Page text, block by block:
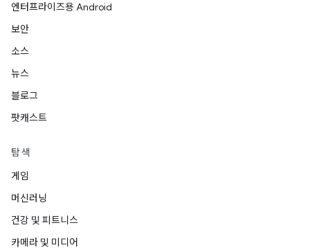
엔터프라이즈용 Android
보안
소스
뉴스
블로그
팟캐스트
탐색
게임
머신러닝
건강 및 피트니스
카메라 및 미디어